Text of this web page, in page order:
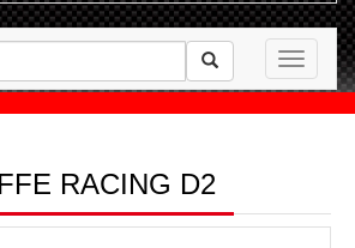
Toggle
RACING D2